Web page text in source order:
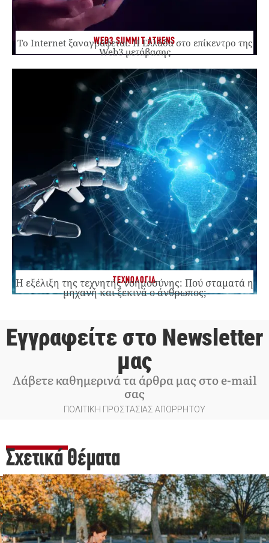
WEB3 SUMMIT ATHENS
Το Internet ξαναγράφεται. Η Ελλάδα στο επίκεντρο της
Web3 μετάβασης
ΤΕΧΝΟΛΟΓΙΑ
Η εξέλιξη της τεχνητής νοημοσύνης: Πού σταματά η
μηχανή και ξεκινά ο άνθρωπος;
Εγγραφείτε στο Newsletter
μας
Λάβετε καθημερινά τα άρθρα μας στο e-mail
σας
ΠΟΛΙΤΙΚΗ ΠΡΟΣΤΑΣΙΑΣ ΑΠΟΡΡΗΤΟΥ
Σχετικά Θέματα